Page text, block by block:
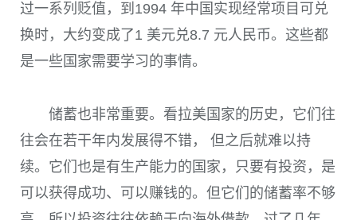
过一系列贬值，到1994 年中国实现经常项目可兑
换时，大约变成了1 美元兑8.7 元人民币。这些都
是一些国家需要学习的事情。
储蓄也非常重要。看拉美国家的历史，它们往
往会在若干年内发展得不错， 但之后就难以持
续。它们也是有生产能力的国家，只要有投资，是
可以获得成功、可以赚钱的。但它们的储蓄率不够